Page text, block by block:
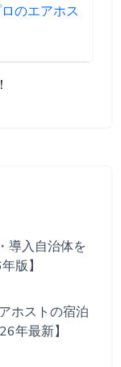
導入自治体を
版】
ホストの宿泊
年最新】
のエアホス